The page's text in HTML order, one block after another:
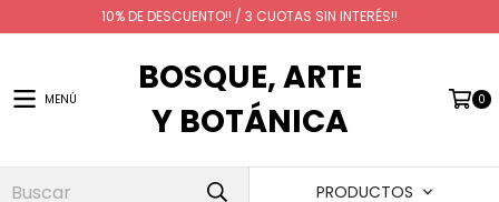
10% DE DESCUENTO!! / 3 CUOTAS SIN INTERÉS!!
MENÚ
BOSQUE, ARTE
Y BOTÁNICA
0
PRODUCTOS